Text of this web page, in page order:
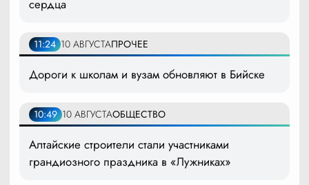
сердца
11:24 10 АВГУСТАПРОЧЕЕ
Дороги к школам и вузам обновляют в Бийске
10:49 10 АВГУСТАОБЩЕСТВО
Алтайские строители стали участниками
грандиозного праздника в «Лужниках»